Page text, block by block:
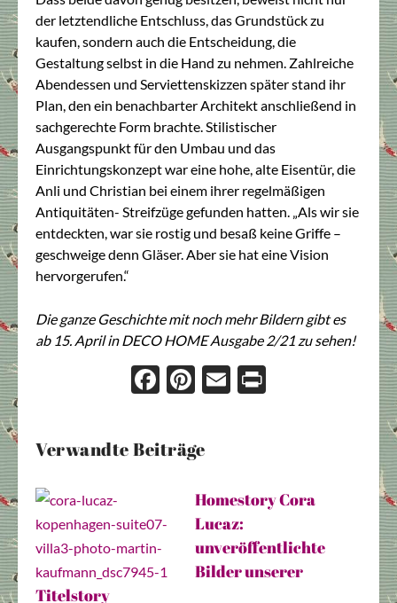
der letztendliche Entschluss, das Grundstück zu
kaufen, sondern auch die Entscheidung, die
Gestaltung selbst in die Hand zu nehmen. Zahlreiche
Abendessen und Serviettenskizzen später stand ihr
Plan, den ein benachbarter Architekt anschließend in
sachgerechte Form brachte. Stilistischer
Ausgangspunkt für den Umbau und das
Einrichtungskonzept war eine hohe, alte Eisentür, die
Anli und Christian bei einem ihrer regelmäßigen
Antiquitäten- Streifzüge gefunden hatten. „Als wir sie
entdeckten, war sie rostig und besaß keine Griffe –
geschweige denn Gläser. Aber sie hat eine Vision
hervorgerufen.“
Die ganze Geschichte mit noch mehr Bildern gibt es
ab 15. April in DECO HOME Ausgabe 2/21 zu sehen!
Face
Pint
Ema
Verwandte Beiträge
Homestory Cora
Lucaz:
unveröffentlichte
Bilder unserer
Titelstory